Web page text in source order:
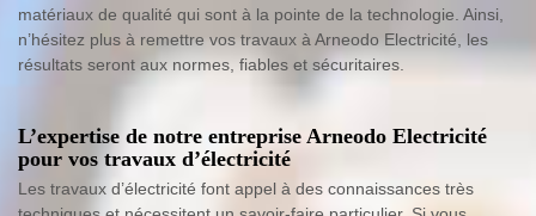
matériaux de qualité qui sont à la pointe de la technologie. Ainsi,
n’hésitez plus à remettre vos travaux à Arneodo Electricité, les
résultats seront aux normes, fiables et sécuritaires.
L’expertise de notre entreprise Arneodo Electricité
pour vos travaux d’électricité
Les travaux d’électricité font appel à des connaissances très